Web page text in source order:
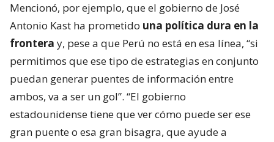
Mencionó, por ejemplo, que el gobierno de José
Antonio Kast ha prometido una política dura en la
frontera y, pese a que Perú no está en esa línea, “si
permitimos que ese tipo de estrategias en conjunto
puedan generar puentes de información entre
ambos, va a ser un gol”. “El gobierno
estadounidense tiene que ver cómo puede ser ese
gran puente o esa gran bisagra, que ayude a